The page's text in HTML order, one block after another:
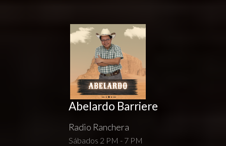
Abelardo Barriere
Radio Ranchera
Sábados 2 PM - 7 PM